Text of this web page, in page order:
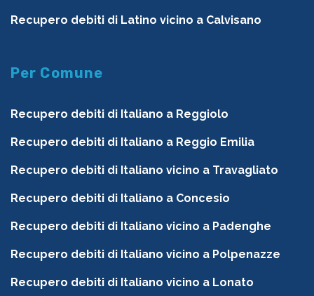
Recupero debiti di Latino vicino a Calvisano
Per Comune
Recupero debiti di Italiano a Reggiolo
Recupero debiti di Italiano a Reggio Emilia
Recupero debiti di Italiano vicino a Travagliato
Recupero debiti di Italiano a Concesio
Recupero debiti di Italiano vicino a Padenghe
Recupero debiti di Italiano vicino a Polpenazze
Recupero debiti di Italiano vicino a Lonato